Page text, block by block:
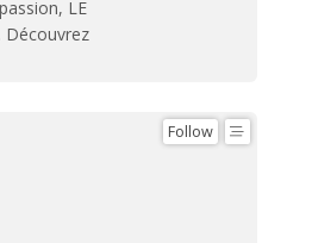
LE
Découvrez
Follow